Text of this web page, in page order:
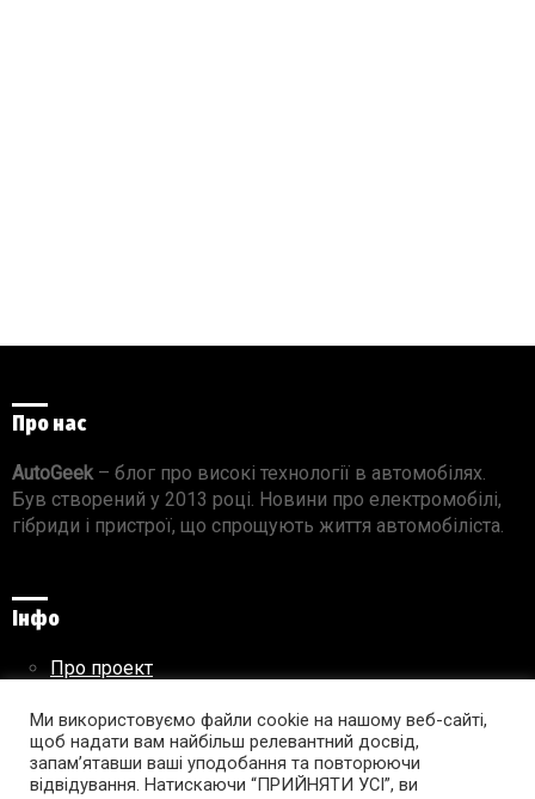
Про нас
AutoGeek– блог про високі технології в автомобілях.
Був створений у 2013 році. Новини про електромобілі,
гібриди і пристрої, що спрощують життя автомобіліста.
Інфо
Про проект
Правила використання матеріалів
Ми використовуємо файли cookie на нашому веб-сайті,
щоб надати вам найбільш релевантний досвід,
запам’ятавши ваші уподобання та повторюючи
відвідування. Натискаючи “ПРИЙНЯТИ УСІ”, ви